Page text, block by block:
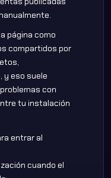
página como
compartidos por
y eso suele
con
tu instalación
entrar al
cuando el